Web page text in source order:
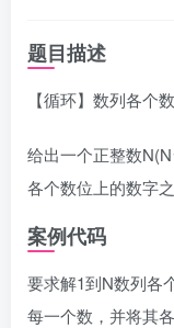
题目描述
【循环】数列各个
给出一个正整数
各个数位上的数字之
案例代码
要求解1到N数列各
每一个数，并将其